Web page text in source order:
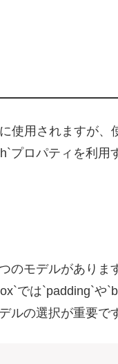
使用されますが、
プロパティを利用
のモデルがありま
では`padding`や
ルの選択が重要で